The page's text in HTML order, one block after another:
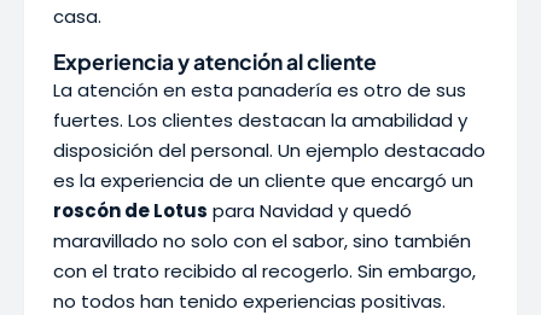
casa.
Experiencia y atención al cliente
La atención en esta panadería es otro de sus
fuertes. Los clientes destacan la amabilidad y
disposición del personal. Un ejemplo destacado
es la experiencia de un cliente que encargó un
roscón de Lotus para Navidad y quedó
maravillado no solo con el sabor, sino también
con el trato recibido al recogerlo. Sin embargo,
no todos han tenido experiencias positivas.